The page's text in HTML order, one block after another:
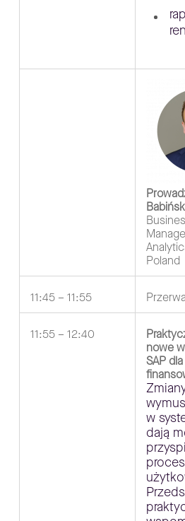
Poland
11:45 – 11:55
11:55 – 12:40
nowe
SAP
w
dają